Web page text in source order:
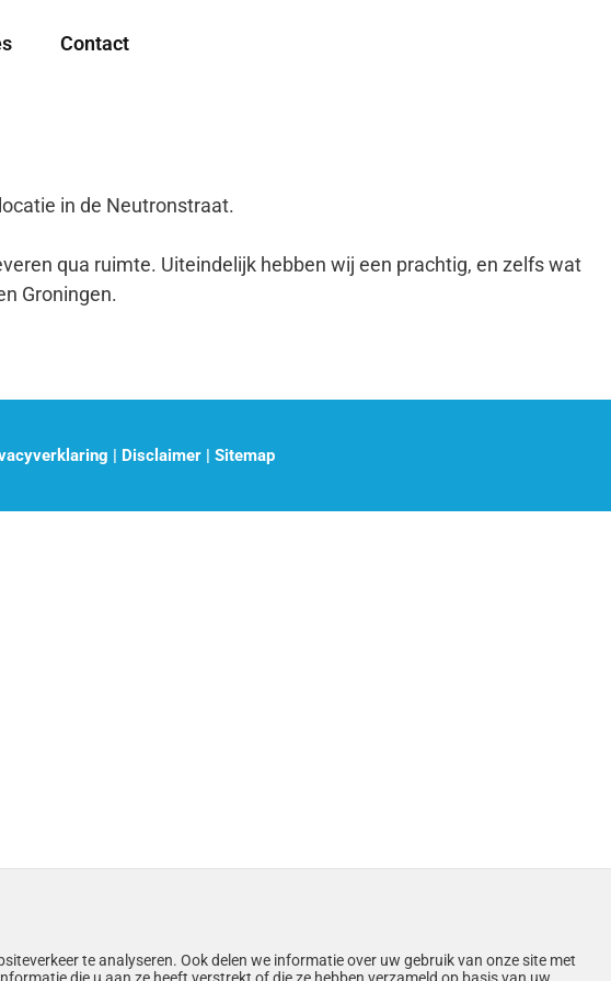
Contact
in de Neutronstraat.
qua ruimte. Uiteindelijk hebben wij een prachtig, en zelfs wat
Groningen.
| Disclaimer | Sitemap
te analyseren. Ook delen we informatie over uw gebruik van onze site met